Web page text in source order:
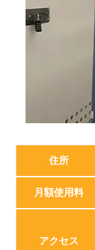
住所
月額使用料
アクセス